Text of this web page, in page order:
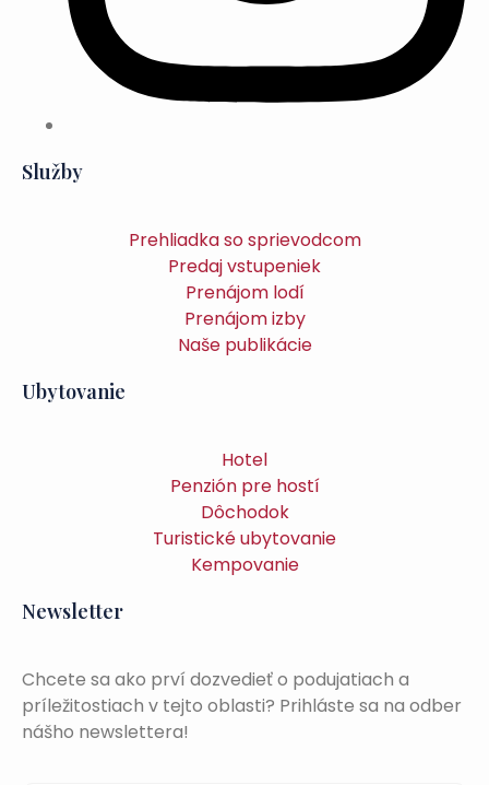
Služby
Prehliadka so sprievodcom
Predaj vstupeniek
Prenájom lodí
Prenájom izby
Naše publikácie
Ubytovanie
Hotel
Penzión pre hostí
Dôchodok
Turistické ubytovanie
Kempovanie
Newsletter
Chcete sa ako prví dozvedieť o podujatiach a
príležitostiach v tejto oblasti? Prihláste sa na odber
nášho newslettera!